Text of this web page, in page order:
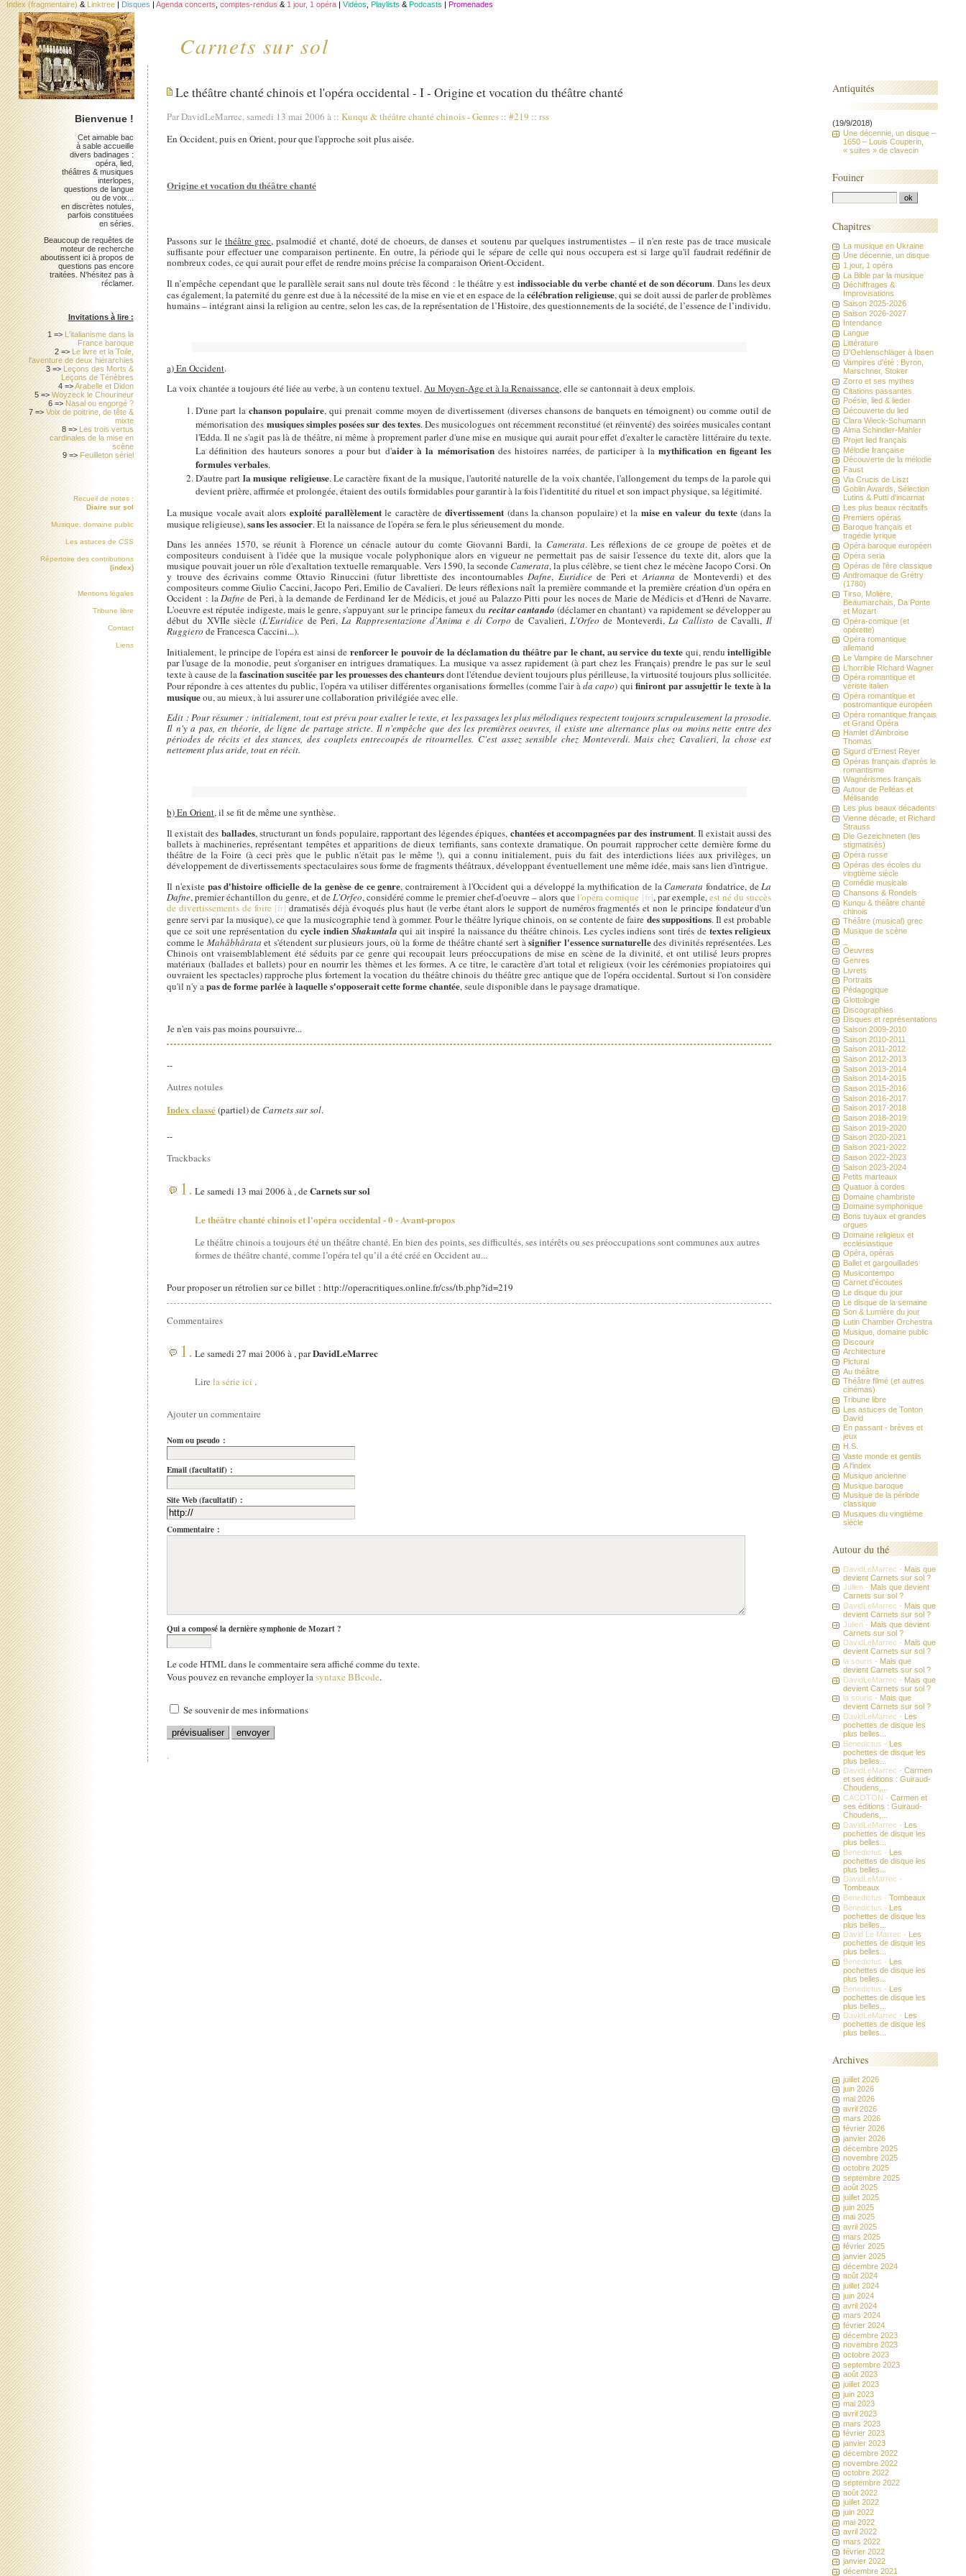
Carnets sur sol
Index (fragmentaire) & Linktree | Disques | Agenda concerts comptes-rendus & 1 jour, 1 opéra | Vidéos Playlists & Podcasts | Promenades
Le théâtre chanté chinois et l'opéra occidental - I - Origine et vocation du théâtre chanté
Par DavidLeMarrec, samedi 13 mai 2006 à :: Kunqu & théâtre chanté chinois-Genres :: #219 :: rss
En Occident, puis en Orient, pour que l'approche soit plus aisée.
Origine et vocation du théâtre chanté
Passons sur le théâtre grec, psalmodié et chanté, doté de choeurs, de danses et soutenu par quelques instrumentistes – il n'en reste pas de trace musicale
suffisante pour effectuer une comparaison pertinente. En outre, la période qui le sépare de celle qui nous occupera est si large qu'il faudrait redéfinir de
nombreux codes, ce qui aurait pour effet de rendre moins précise la comparaison Orient-Occident.
Il n’empêche cependant que le parallèle serait sans nul doute très fécond : le théâtre y est indissociable du verbe chanté et de son décorum. Dans les deux
cas également, la paternité du genre est due à la nécessité de la mise en vie et en espace de lacélébration religieuse, qui se doit aussi de parler de problèmes
humains – intégrant ainsi la religion au centre, selon les cas, de la représentation de l’Histoire, des questionnements de la société, de l’essence de l’individu.
a) En Occident.
La voix chantée a toujours été liée au verbe, à un contenu textuel.Au Moyen-Age et à la Renaissance, elle se cantonnait à deux emplois.
D'une part lachanson populaire, qui prenait comme moyen de divertissement (diverses chansons de banquets en témoignent) ou comme outil de
mémorisation des musiques simples posées sur des textes. Des musicologues ont récemment reconstitué (et réinventé) des soirées musicales contant
l'Edda. Il ne s'agit pas là de théâtre, ni même à proprement parler d'une mise en musique qui aurait pour effet d'exalter le caractère littéraire du texte.
La définition des hauteurs sonores a pour but d'aider à la mémorisationdes histoires narrées, de participer à lamythification en figeant les
formules verbales.
D'autre part la musique religieuse. Le caractère fixant de la musique, l'autorité naturelle de la voix chantée, l'allongement du temps de la parole qui
devient prière, affirmée et prolongée, étaient des outils formidables pour garantir à la fois l'identitité du rituel et son impact physique, sa légitimité.
La musique vocale avait alors exploité parallèlement le caractère dedivertissement (dans la chanson populaire) et la mise en valeur du texte(dans la
musique religieuse),sans les associer. Et la naissance de l'opéra se fera le plus sérieusement du monde.
Dans les années 1570, se réunit à Florence un cénacle autour du comte Giovanni Bardi, la Camerata. Les réflexions de ce groupe de poètes et de
compositeurs conduisent à l'idée que la musique vocale polyphonique alors en vigueur ne permettait pas de saisir l'essence du texte dit, alors que la
musique pouvait jouer un rôle d'exaltation textuelle remarquable. Vers 1590, la seconde Camerata, la plus célèbre, se tient chez le mécène Jacopo Corsi. On
y trouve des écrivains comme Ottavio Rinuccini (futur librettiste des incontournablesDafne, Euridicede Peri etArianna de Monteverdi) et des
compositeurs comme Giulio Caccini, Jacopo Peri, Emilio de Cavalieri. De leurs réflexions naît la première commande et la première création d'un opéra en
Occident : laDafne de Peri, à la demande de Ferdinand Ier de Médicis, et joué au Palazzo Pitti pour les noces de Marie de Médicis et d'Henri de Navarre.
L'oeuvre est réputée indigeste, mais le genre, s'appuyant sur le principe fameux durecitar cantando (déclamer en chantant) va rapidement se développer au
début du XVIIe siècle (L'Euridice de Peri,La Rappresentazione d'Anima e di Corpo de Cavalieri,L'Orfeo de Monteverdi,La Callisto de Cavalli, Il
Ruggiero de Francesca Caccini...).
Initialement, le principe de l'opéra est ainsi de renforcer le pouvoir de la déclamation du théâtre par le chant, au service du texte qui, renduintelligible
par l'usage de la monodie, peut s'organiser en intrigues dramatiques. La musique va assez rapidement (à part chez les Français) prendre le pas sur le seul
texte à cause de lafascination suscitée par les prouesses des chanteursdont l'étendue devient toujours plus périlleuse, la virtuosité toujours plus sollicitée.
Pour répondre à ces attentes du public, l'opéra va utiliser différentes organisations formelles (comme l'air àda capo) quifiniront par assujettir le texte à la
musiqueou, au mieux, à lui assurer une collaboration privilégiée avec elle.
Edit : Pour résumer : initialement, tout est prévu pour exalter le texte, et les passages les plus mélodiques respectent toujours scrupuleusement la prosodie.
Il n'y a pas, en théorie, de ligne de partage stricte. Il n'empêche que des les premières oeuvres, il existe une alternance plus ou moins nette entre des
périodes de récits et des stances, des couplets entrecoupés de ritournelles. C'est assez sensible chez Monteverdi. Mais chez Cavalieri, la chose est
nettement plus aride, tout en récit.
b) En Orient, il se fit de même une synthèse.
Il existait des ballades, structurant un fonds populaire, rapportant des légendes épiques, chantées et accompagnées par des instrument. Il existait aussi des
ballets à machineries, représentant tempêtes et apparitions de dieux terrifiants, sans contexte dramatique. On pourrait rapprocher cette dernière forme du
théâtre de la Foire (à ceci près que le public n'était pas le même !), qui a connu initialement, puis du fait des interdictions liées aux privilèges, un
développement de divertissements spectaculaires sous forme de fragments théâtraux, développant éventuellement une même idée, mais sans lien d'intrigue.
Il n'existe pas d'histoire officielle de la genèse de ce genre, contrairement à l'Occident qui a développé la mythification de la Camerata fondatrice, deLa
Dafne, premier échantillon du genre, et deL'Orfeo, considéré comme le premier chef-d'oeuvre – alors quel'opéra comique , par exemple,est né du succès
de divertissements de foire
dramatisés déjà évoqués plus haut (le verbe étant alors le support de numéros fragmentés et non le principe fondateur d'un
genre servi par la musique), ce que la musicographie tend à gommer. Pour le théâtre lyrique chinois, on se contente de faire des suppositions. Il est probable
que ce soit une représentation du cycle indien Shakuntala qui ait inspiré la naissance du théâtre chinois. Les cycles indiens sont tirés de textes religieux
comme le Mahâbhârata et s'étendent sur plusieurs jours, où la forme de théâtre chanté sert àsignifier l'essence surnaturelledes divinités représentées. Les
Chinois ont vraisemblablement été séduits par ce genre qui recoupait leurs préoccupations de mise en scène de la divinité, et ont utilisé leurs propres
matériaux (ballades et ballets) pour en nourrir les thèmes et les formes. A ce titre, le caractère d'art total et religieux (voir les cérémonies propiatoires qui
ouvraient les spectacles) rapproche plus fortement la vocation du théâtre chinois du théâtre grec antique que de l'opéra occidental. Surtout si l'on considère
qu'il n'y apas de forme parlée à laquelle s'opposerait cette forme chantée, seule disponible dans le paysage dramatique.
Je n'en vais pas moins poursuivre...
--
Autres notules
Index classé(partiel) de Carnets sur sol.
--
Trackbacks
1. Le samedi 13 mai 2006 à , deCarnets sur sol
Le théâtre chanté chinois et l'opéra occidental - 0 - Avant-propos
Le théâtre chinois a toujours été un théâtre chanté. En bien des points, ses difficultés, ses intérêts ou ses préoccupations sont communes aux autres
formes de théâtre chanté, comme l’opéra tel qu’il a été créé en Occident au...
Pour proposer un rétrolien sur ce billet : http://operacritiques.online.fr/css/tb.php?id=219
Commentaires
1. Le samedi 27 mai 2006 à , parDavidLeMarrec
Lirela série ici .
Ajouter un commentaire
Nom ou pseudo :
Email (facultatif) :
Site Web (facultatif) :
Commentaire :
Qui a composé la dernière symphonie de Mozart ?
Le code HTML dans le commentaire sera affiché comme du texte.
Vous pouvez en revanche employer lasyntaxe BBcode.
Se souvenir de mes informations
.
Bienvenue !
Cet aimable bac
à sable accueille
divers badinages :
opéra, lied,
théâtres & musiques
interlopes,
questions de langue
ou de voix...
en discrètes notules,
parfois constituées
en séries.
Beaucoup de requêtes de
moteur de recherche
aboutissent ici à propos de
questions pas encore
traitées. N'hésitez pas à
réclamer.
Invitations à lire :
1 => L'italianisme dans la
France baroque
2 => Le livre et la Toile,
l'aventure de deux hiérarchies
3 => Leçons des Morts &
Leçons de Ténèbres
4 =>Arabelle et Didon
5 =>Woyzeck le Chourineur
6 => Nasal ou engorgé ?
7 =>Voix de poitrine, de tête &
mixte
8 => Les trois vertus
cardinales de la mise en
scène
9 => Feuilleton sériel
Recueil de notes :
Diaire sur sol
Musique, domaine public
Les astuces de CSS
Répertoire des contributions
(index)
Mentions légales
Tribune libre
Contact
Liens
Antiquités
(19/9/2018)
Une décennie, un disque –
1650 – Louis Couperin,
« suites » de clavecin
Fouiner
Chapitres
La musique en Ukraine
Une décennie, un disque
1 jour, 1 opéra
La Bible par la musique
Déchiffrages &
Improvisations
Saison 2025-2026
Saison 2026-2027
Intendance
Langue
Littérature
D'Oehlenschläger à Ibsen
Vampires d'été : Byron,
Marschner, Stoker
Zorro et ses mythes
Citations passantes
Poésie, lied & lieder
Découverte du lied
Clara Wieck-Schumann
Alma Schindler-Mahler
Projet lied français
Mélodie française
Découverte de la mélodie
Faust
Via Crucis de Liszt
Goblin Awards, Sélection
Lutins & Putti d'incarnat
Les plus beaux récitatifs
Premiers opéras
Baroque français et
tragédie lyrique
Opéra baroque européen
Opéra seria
Opéras de l'ère classique
Andromaque de Grétry
(1780)
Tirso, Molière,
Beaumarchais, Da Ponte
et Mozart
Opéra-comique (et
opérette)
Opéra romantique
allemand
Le Vampire de Marschner
L'horrible Richard Wagner
Opéra romantique et
vériste italien
Opéra romantique et
postromantique européen
Opéra romantique français
et Grand Opéra
Hamlet d'Ambroise
Thomas
Sigurd d'Ernest Reyer
Opéras français d'après le
romantisme
Wagnérismes français
Autour de Pelléas et
Mélisande
Les plus beaux décadents
Vienne décade, et Richard
Strauss
Die Gezeichneten (les
stigmatisés)
Opéra russe
Opéras des écoles du
vingtième siècle
Comédie musicale
Chansons & Rondels
Kunqu & théâtre chanté
chinois
Théâtre (musical) grec
Musique de scène
Oeuvres
Genres
Livrets
Portraits
Pédagogique
Glottologie
Discographies
Disques et représentations
Saison 2009-2010
Saison 2010-2011
Saison 2011-2012
Saison 2012-2013
Saison 2013-2014
Saison 2014-2015
Saison 2015-2016
Saison 2016-2017
Saison 2017-2018
Saison 2018-2019
Saison 2019-2020
Saison 2020-2021
Saison 2021-2022
Saison 2022-2023
Saison 2023-2024
Petits marteaux
Quatuor à cordes
Domaine chambriste
Domaine symphonique
Bons tuyaux et grandes
orgues
Domaine religieux et
ecclésiastique
Opéra, opéras
Ballet et gargouillades
Musicontempo
Carnet d'écoutes
Le disque du jour
Le disque de la semaine
Son & Lumière du jour
Lutin Chamber Orchestra
Musique, domaine public
Discourir
Architecture
Pictural
Au théâtre
Théâtre filmé (et autres
cinémas)
Tribune libre
Les astuces de Tonton
David
En passant - brèves et
jeux
H.S.
Vaste monde et gentils
A l'index
Musique ancienne
Musique baroque
Musique de la période
classique
Musiques du vingtième
siècle
Autour du thé
DavidLeMarrec - Mais que
devient Carnets sur sol ?
Julien - Mais que devient
Carnets sur sol ?
DavidLeMarrec - Mais que
devient Carnets sur sol ?
Julien - Mais que devient
Carnets sur sol ?
DavidLeMarrec - Mais que
devient Carnets sur sol ?
la souris - Mais que
devient Carnets sur sol ?
DavidLeMarrec - Mais que
devient Carnets sur sol ?
la souris - Mais que
devient Carnets sur sol ?
DavidLeMarrec - Les
pochettes de disque les
plus belles...
Benedictus - Les
pochettes de disque les
plus belles...
DavidLeMarrec -Carmen
et ses éditions : Guiraud-
Choudens,...
CACOTON -Carmen et
ses éditions : Guiraud-
Choudens,...
DavidLeMarrec - Les
pochettes de disque les
plus belles...
Benedictus - Les
pochettes de disque les
plus belles...
DavidLeMarrec -
Tombeaux
Benedictus -Tombeaux
Benedictus - Les
pochettes de disque les
plus belles...
David Le Marrec -
Les
pochettes de disque les
plus belles...
Benedictus - Les
pochettes de disque les
plus belles...
Benedictus - Les
pochettes de disque les
plus belles...
DavidLeMarrec -
Les
pochettes de disque les
plus belles...
Archives
juillet 2026
juin 2026
mai 2026
avril 2026
mars 2026
février 2026
janvier 2026
décembre 2025
novembre 2025
octobre 2025
septembre 2025
août 2025
juillet 2025
juin 2025
mai 2025
avril 2025
mars 2025
février 2025
janvier 2025
décembre 2024
août 2024
juillet 2024
juin 2024
avril 2024
mars 2024
février 2024
décembre 2023
novembre 2023
octobre 2023
septembre 2023
août 2023
juillet 2023
juin 2023
mai 2023
avril 2023
mars 2023
février 2023
janvier 2023
décembre 2022
novembre 2022
octobre 2022
septembre 2022
août 2022
juillet 2022
juin 2022
mai 2022
avril 2022
mars 2022
février 2022
janvier 2022
décembre 2021